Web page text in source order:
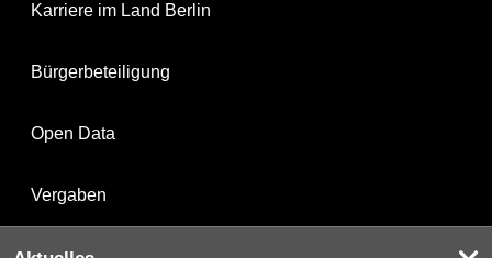
Karriere im Land Berlin
Bürgerbeteiligung
Open Data
Vergaben